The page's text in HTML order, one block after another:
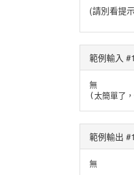
(請別看提
範例輸入 #1
無
(太簡單了
範例輸出 #1
無